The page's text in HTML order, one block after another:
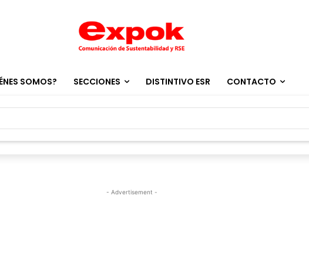
SOMOS? SECCIONES DISTINTIVO ESR CONTACTO
- Advertisement -